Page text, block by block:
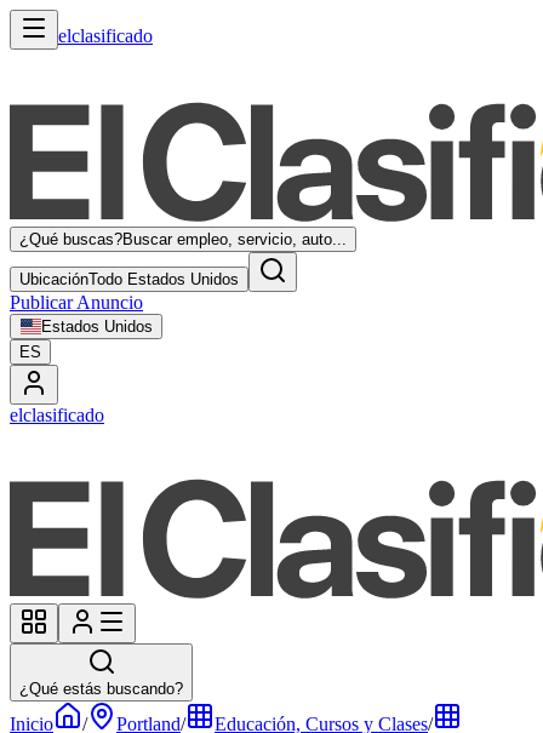
elclasificado
¿Qué buscas?Buscar empleo, servicio, auto...
UbicaciónTodo Estados Unidos
Publicar Anuncio
Estados Unidos
ES
elclasificado
¿Qué estás buscando?
Inicio / Portland/ Educación, Cursos y Clases/